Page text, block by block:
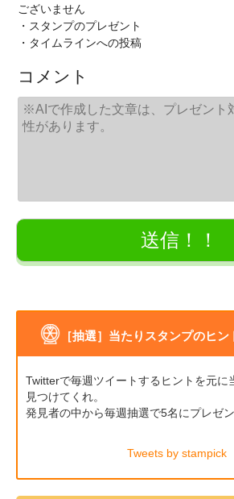
ございません
・スタンプのプレゼント
・タイムラインへの投稿
コメント
［抽選］当たりスタンプのヒン
Twitterで毎週ツイートするヒントを元に
見つけてくれ。
発見者の中から毎週抽選で5名にプレゼン
Tweets by stampick